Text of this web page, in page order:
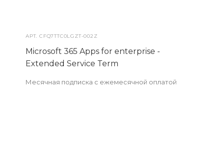
АРТ.CFQ7TTC0LGZT-002Z
Microsoft 365 Apps for enterprise -
Extended Service Term
Месячная подписка с ежемесячной оплатой